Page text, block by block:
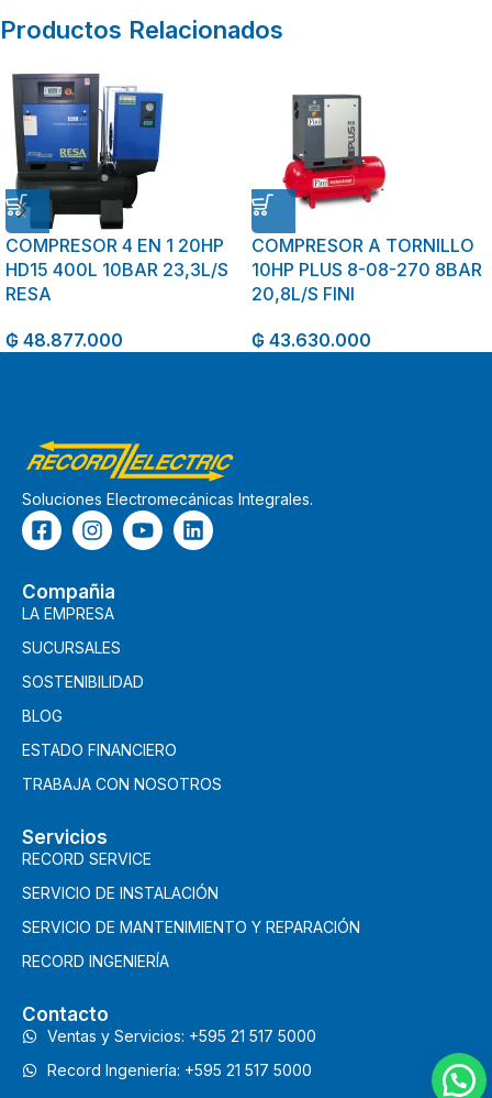
Productos Relacionados
COMPRESOR 4 EN 1 20HP
HD15 400L 10BAR 23,3L/S
RESA
₲ 48.877.000
COMPRESOR A TORNILLO
10HP PLUS 8-08-270 8BAR
20,8L/S FINI
₲ 43.630.000
Soluciones Electromecánicas Integrales.
Compañia
LA EMPRESA
SUCURSALES
SOSTENIBILIDAD
BLOG
ESTADO FINANCIERO
TRABAJA CON NOSOTROS
Servicios
RECORD SERVICE
SERVICIO DE INSTALACIÓN
SERVICIO DE MANTENIMIENTO Y REPARACIÓN
RECORD INGENIERÍA
Contacto
Ventas y Servicios: +595 21 517 5000
Record Ingeniería: +595 21 517 5000